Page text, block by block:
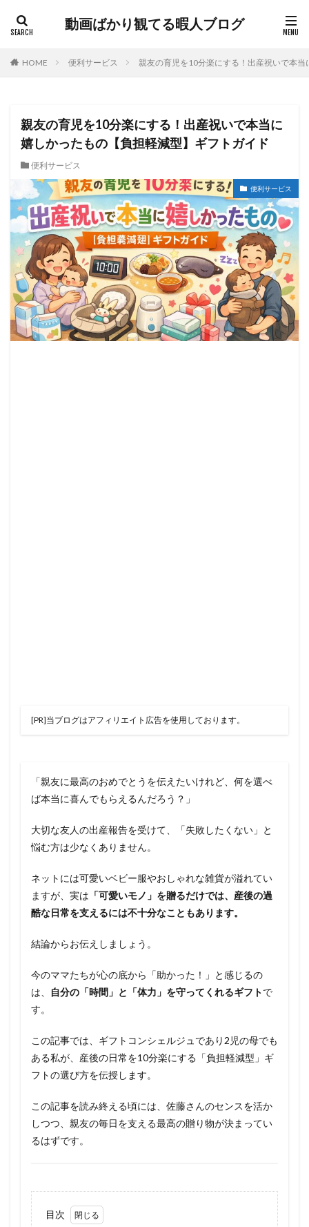
動画ばかり観てる暇人ブログ
HOME 便利サービス 親友の育児を10分楽にする！出産祝いで本
親友の育児を10分楽にする！出産祝いで本当に
嬉しかったもの【負担軽減型】ギフトガイド
便利サービス
便利サービス
[PR]当ブログはアフィリエイト広告を使用しております。
「親友に最高のおめでとうを伝えたいけれど、何を選べ
ば本当に喜んでもらえるんだろう？」
大切な友人の出産報告を受けて、「失敗したくない」と
悩む方は少なくありません。
ネットには可愛いベビー服やおしゃれな雑貨が溢れてい
ますが、実は 「可愛いモノ」を贈るだけでは、産後の過
酷な日常を支えるには不十分なこともあります。
結論からお伝えしましょう。
今のママたちが心の底から「助かった！」と感じるの
は、
自分の「時間」と「体力」を守ってくれるギフトで
す。
この記事では、ギフトコンシェルジュであり2児の母でも
ある私が、産後の日常を10分楽にする「負担軽減型」ギ
フトの選び方を伝授します。
この記事を読み終える頃には、佐藤さんのセンスを活か
しつつ、親友の毎日を支える最高の贈り物が決まってい
るはずです。
目次